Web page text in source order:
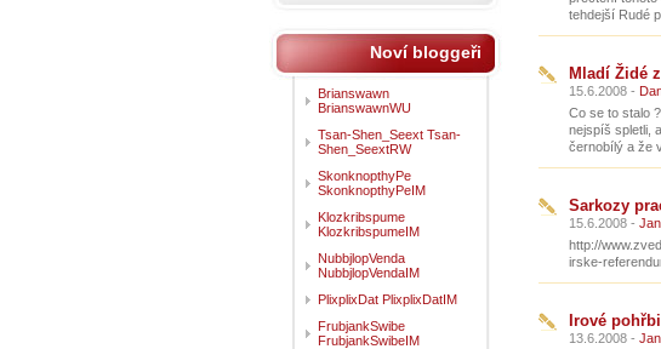
tehdejší Rudé
Mladí Židé
15.6.2008 -
Co se to stalo
nejspíš spletli,
černobílý a že
Sarkozy
15.6.2008 -
http://
irske-
Irové
13.6.2008 -
Noví bloggeři
Brianswawn
BrianswawnWU
Tsan-Shen_Seext Tsan-
Shen_SeextRW
SkonknopthyPe
SkonknopthyPeIM
Klozkribspume
KlozkribspumeIM
NubbjlopVenda
NubbjlopVendaIM
PlixplixDat PlixplixDatIM
FrubjankSwibe
FrubjankSwibeIM